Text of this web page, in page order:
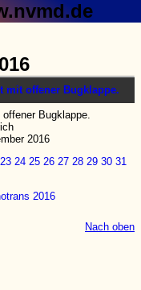
Bugklappe.
2016
23 24 25 26 27 28 29 30 31
2016
Nach oben